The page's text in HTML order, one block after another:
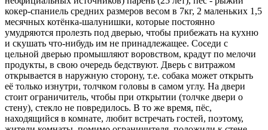
кокер-спаниель средних размеров весом в 7кг, 2 маленьких 1,5
месячных котёнка-шалунишки, которые постоянно
умудряются пролезть под дверью, чтобы прибежать на кухню
и скушать что-нибудь им не принадлежащее. Соседи с
цельной дверью промышляют воровством, крадут по мелочи
продукты, в свою очередь бедствуют. Дверь с витражом
открывается в наружную сторону, т.е. собака может открыть
её только изнутри, толчком головы в самом углу. На двери
стоит ограничитель, чтобы при открытии (толчке двери о
стену), стекло не повредилось. В то же время, пёс,
находящийся в комнате, любит встречать гостей, поэтому,